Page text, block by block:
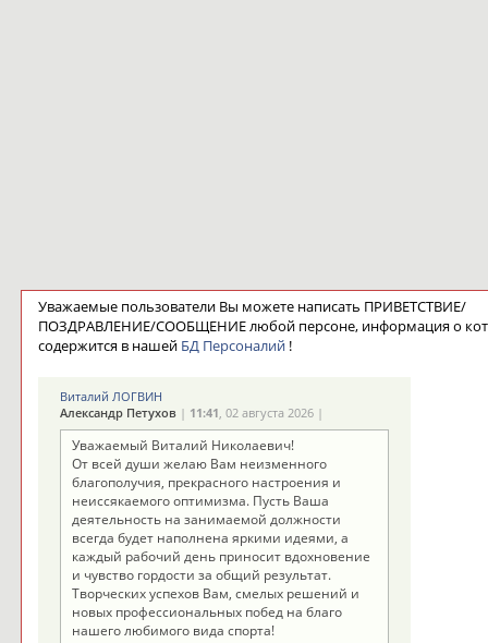
Уважаемые пользователи Вы можете написать ПРИВЕТСТВИЕ/
ПОЗДРАВЛЕНИЕ/СООБЩЕНИЕ любой персоне, информация о
содержится в нашей БД Персоналий!
Виталий ЛОГВИН
Александр Петухов| 11:41, 02 августа 2026 |
Уважаемый Виталий Николаевич!
От всей души желаю Вам неизменного
благополучия, прекрасного настроения и
неиссякаемого оптимизма. Пусть Ваша
деятельность на занимаемой должности
всегда будет наполнена яркими идеями, а
каждый рабочий день приносит вдохновение
и чувство гордости за общий результат.
Творческих успехов Вам, смелых решений и
новых профессиональных побед на благо
нашего любимого вида спорта!